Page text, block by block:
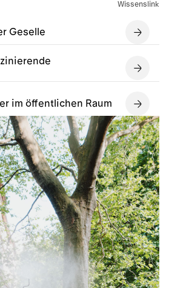
Wissenslink
Geselle
im öffentlichen Raum